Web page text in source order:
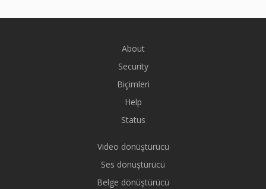
About
Security
Biçimleri
Help
Status
Video dönüştürücü
Ses dönüştürücü
Belge dönüştürücü